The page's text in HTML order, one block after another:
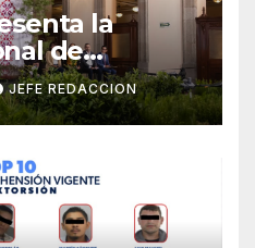
la
de
se
agosto y se
de
JEFE REDACCION